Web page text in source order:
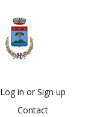
Log in or Sign up
Contact